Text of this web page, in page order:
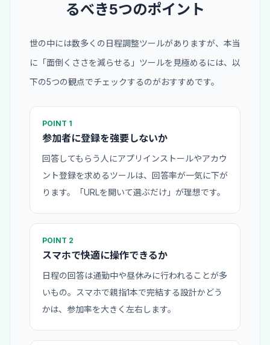
るべき5つのポイント
世の中には数多くの日程調整ツールがありますが、本当
に「面倒くささを減らせる」ツールを見極めるには、以
下の5つの観点でチェックするのがおすすめです。
POINT 1
参加者に登録を強要しないか
回答してもらう人にアプリインストールやアカウ
ント登録を求めるツールは、回答率が一気に下が
ります。「URLを開いて選ぶだけ」が理想です。
POINT 2
スマホで快適に操作できるか
日程の回答は通勤中や昼休みに行われることが多
いもの。スマホで親指1本で完結する設計かどう
かは、参加率を大きく左右します。